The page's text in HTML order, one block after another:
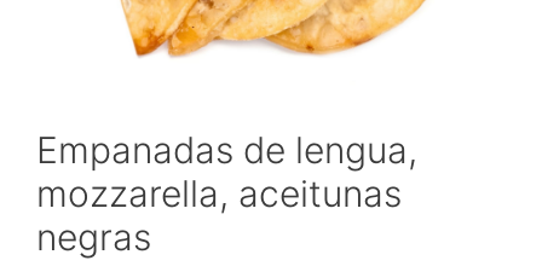
Empanadas de lengua,
mozzarella, aceitunas
negras